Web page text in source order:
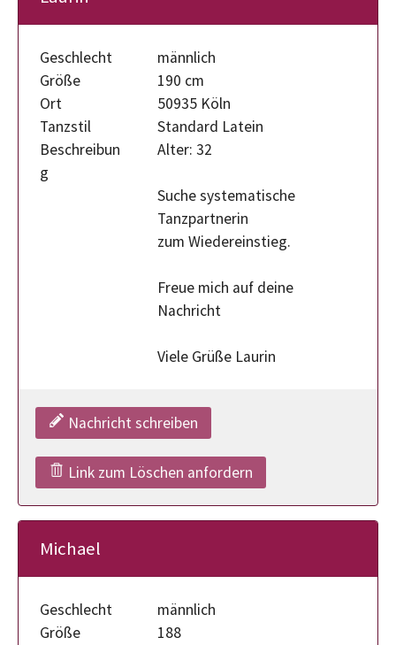
Geschlecht
männlich
Größe
190 cm
Ort
50935 Köln
Tanzstil
Standard Latein
Beschreibun
g
Alter: 32
Suche systematische
Tanzpartnerin
zum Wiedereinstieg.
Freue mich auf deine
Nachricht
Viele Grüße Laurin
Nachricht schreiben
Link zum Löschen anfordern
Michael
Geschlecht
männlich
Größe
188